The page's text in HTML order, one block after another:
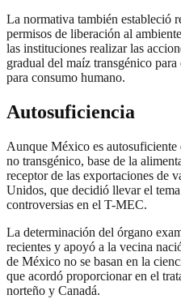
La normativa también estableció
permisos de liberación al
las instituciones realizar las
gradual del maíz transgénico
para consumo humano.
Autosuficiencia
Aunque México es
no transgénico, base de la
receptor de las exportaciones de
Unidos, que decidió llevar el
controversias en el T-MEC.
La determinación del órgano
recientes y apoyó a la vecina
de México no se basan en la
que acordó proporcionar en el
norteño y Canadá.